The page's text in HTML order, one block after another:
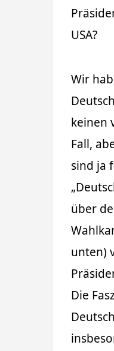
USA?
Wir
keinen
Fall,
sind ja
über
unten)
Die